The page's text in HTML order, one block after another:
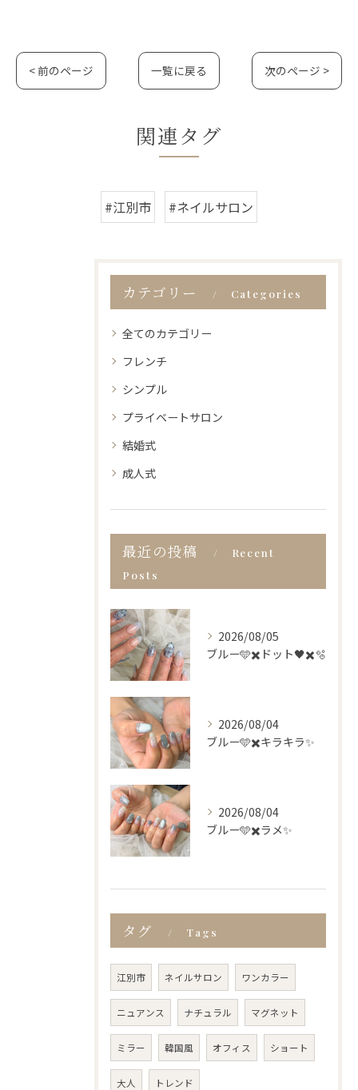
< 前のページ 一覧に戻る 次のページ >
関連タグ
#江別市 #ネイルサロン
カテゴリー Categories
全てのカテゴリー
フレンチ
シンプル
プライベートサロン
結婚式
成人式
最近の投稿
Recent
Posts
2026/08/05
ブルー🩵✖️ドット🖤✖️🫧
2026/08/04
ブルー🩵✖️キラキラ✨
2026/08/04
ブルー🩵✖️ラメ✨
タグ Tags
江別市 ネイルサロン ワンカラー
ニュアンス ナチュラル マグネット
ミラー 韓国風 オフィス ショート
大人 トレンド